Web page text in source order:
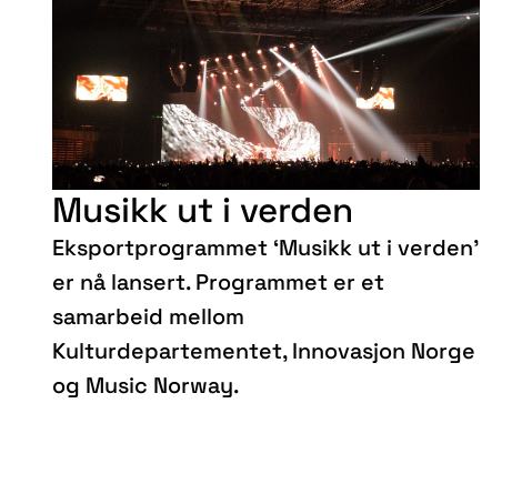
Musikk ut i verden
Eksportprogrammet ‘Musikk ut i verden’
er nå lansert. Programmet er et
samarbeid mellom
Kulturdepartementet, Innovasjon Norge
og Music Norway.